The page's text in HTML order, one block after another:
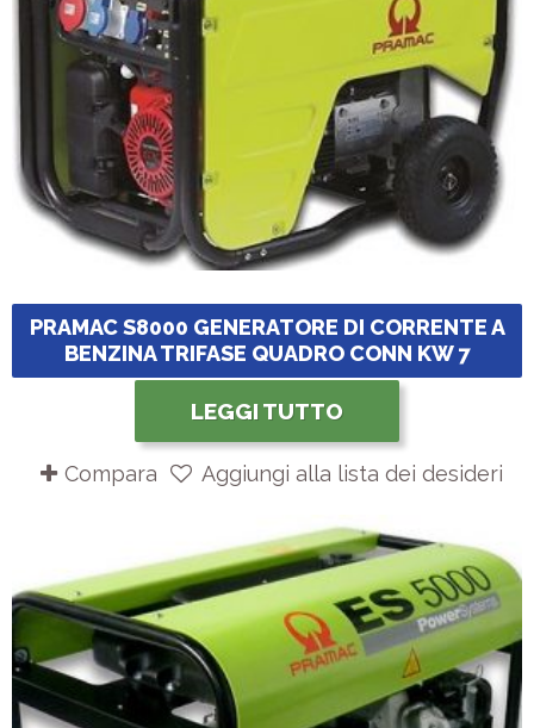
PRAMAC S8000 GENERATORE DI CORRENTE A
BENZINA TRIFASE QUADRO CONN KW 7
LEGGI TUTTO
Compara Aggiungi alla lista dei desideri